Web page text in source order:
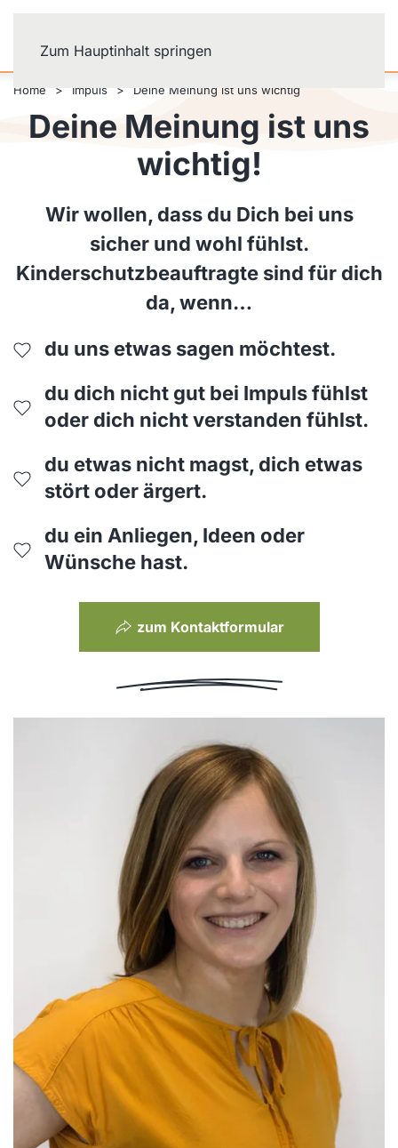
Zum Hauptinhalt springen
Home Impuls Deine Meinung ist uns wichtig
Deine Meinung ist uns
wichtig!
Wir wollen, dass du Dich bei uns
sicher und wohl fühlst.
Kinderschutzbeauftragte sind für dich
da, wenn…
du uns etwas sagen möchtest.
du dich nicht gut bei Impuls fühlst
oder dich nicht verstanden fühlst.
du etwas nicht magst, dich etwas
stört oder ärgert.
du ein Anliegen, Ideen oder
Wünsche hast.
zum Kontaktformular